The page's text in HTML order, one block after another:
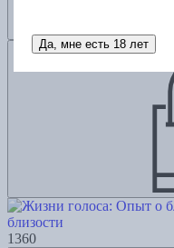
близости
1360
Да, мне есть 18 лет